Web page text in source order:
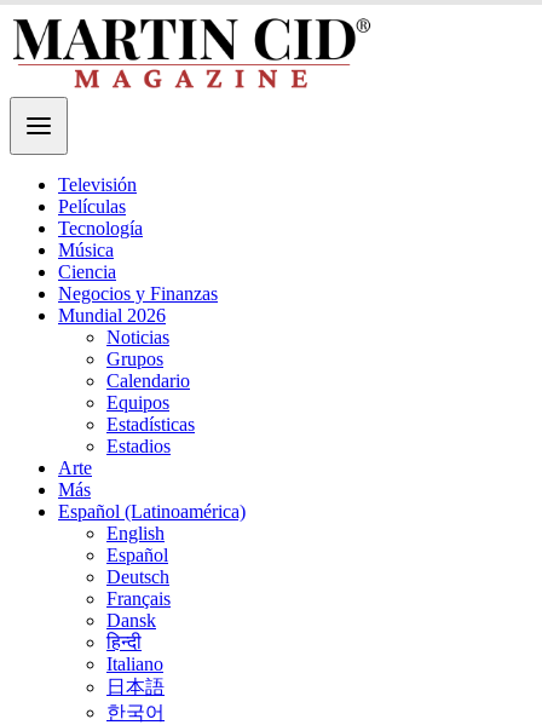
Televisión
Películas
Tecnología
Música
Ciencia
Negocios y Finanzas
Mundial 2026
Noticias
Grupos
Calendario
Equipos
Estadísticas
Estadios
Arte
Más
Español (Latinoamérica)
English
Español
Deutsch
Français
Dansk
हिन्दी
Italiano
日本語
한국어